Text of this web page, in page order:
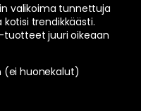
valikoima tunnettuja
trendikkäästi.
juuri oikeaan
(ei huonekalut)